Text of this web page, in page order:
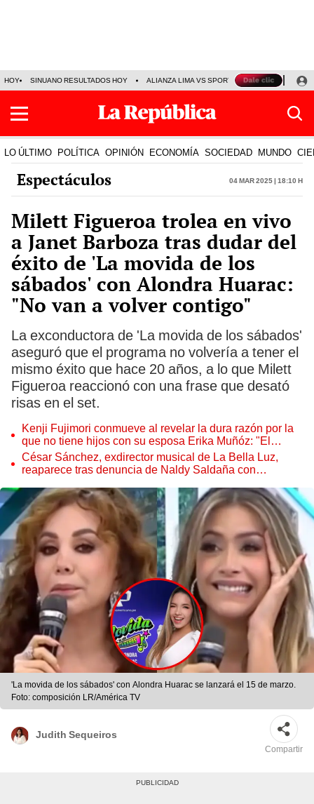
HOY SINUANO RESULTADOS HOY ALIANZA LIMA VS SPORT BOYS JORGE
LO ÚLTIMO POLÍTICA OPINIÓN ECONOMÍA SOCIEDAD MUNDO
Espectáculos 04 Mar 2025 | 18:10 h
Milett Figueroa trolea en vivo
a Janet Barboza tras dudar del
éxito de 'La movida de los
sábados' con Alondra Huarac:
"No van a volver contigo"
La exconductora de 'La movida de los sábados'
aseguró que el programa no volvería a tener el
mismo éxito que hace 20 años, a lo que Milett
Figueroa reaccionó con una frase que desató
risas en el set.
Kenji Fujimori conmueve al revelar la dura razón por la
que no tiene hijos con su esposa Erika Muñóz: "El
proceso judicial"
César Sánchez, exdirector musical de La Bella Luz,
reaparece tras denuncia de Naldy Saldaña con
'La movida de los sábados' con Alondra Huarac se lanzará el 15 de marzo.
Foto: composición LR/América TV
Judith Sequeiros
Compartir